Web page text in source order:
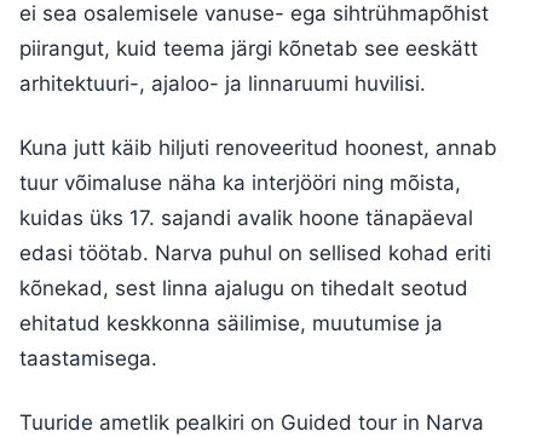
ei sea osalemisele vanuse- ega sihtrühmapõhist
piirangut, kuid teema järgi kõnetab see eeskätt
arhitektuuri-, ajaloo- ja linnaruumi huvilisi.
Kuna jutt käib hiljuti renoveeritud hoonest, annab
tuur võimaluse näha ka interjööri ning mõista,
kuidas üks 17. sajandi avalik hoone tänapäeval
edasi töötab. Narva puhul on sellised kohad eriti
kõnekad, sest linna ajalugu on tihedalt seotud
ehitatud keskkonna säilimise, muutumise ja
taastamisega.
Tuuride ametlik pealkiri on Guided tour in Narva